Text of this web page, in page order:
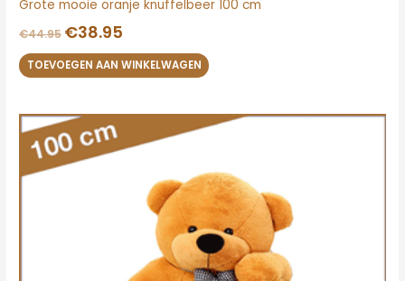
Grote mooie oranje knuffelbeer 100 cm
€44.95 €38.95
TOEVOEGEN AAN WINKELWAGEN
Oorspronkelijke
prijs
was:
€56.95.
is: